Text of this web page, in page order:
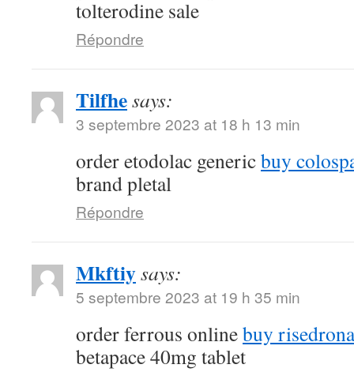
tolterodine sale
Répondre
Tilfhesays:
3 septembre 2023 at 18 h 13 min
order etodolac genericbuy
brand pletal
Répondre
Mkftiysays:
5 septembre 2023 at 19 h 35 min
order ferrous onlinebuy
betapace 40mg tablet